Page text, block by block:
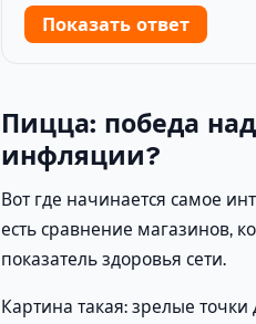
Показать ответ
Пицца: победа
инфляции?
Вот где начинается самое
есть сравнение магазинов,
показатель здоровья сети.
Картина такая: зрелые